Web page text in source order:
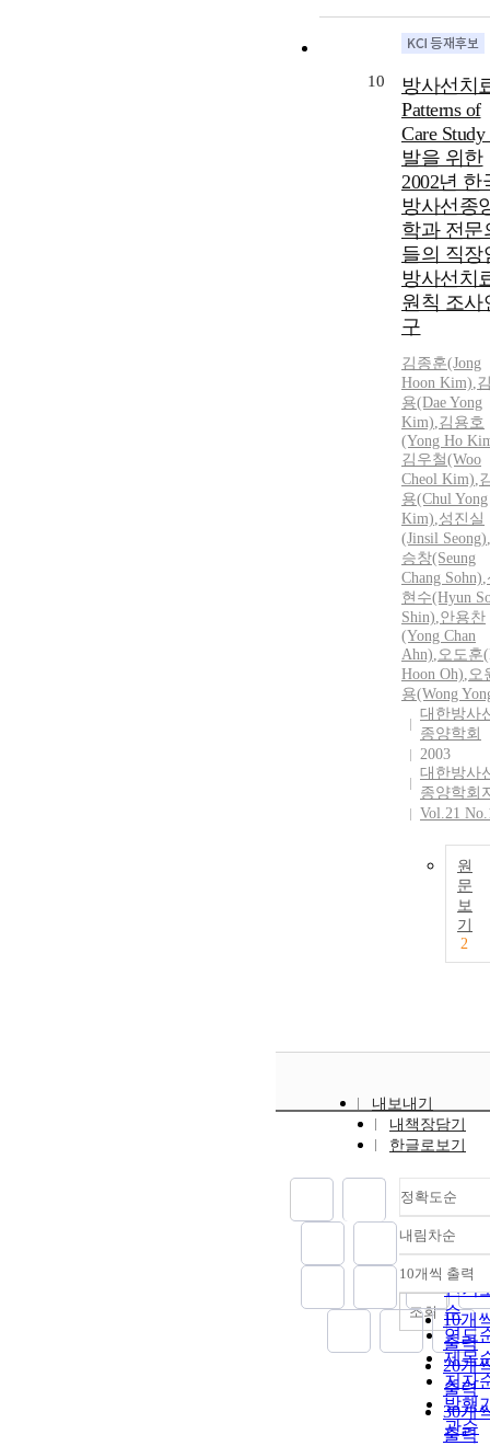
10
방사선치
Patterns of
Care
발을 위한
2002년 한
방사선종
학과 전문
들의 직장
방사선치
원칙 조사
구
김종훈(Jong
Hoon Kim),
용(Dae Yong
Kim),김용호
(Yong Ho
김우철(Woo
Cheol Kim),
용(Chul Yong
Kim),성진실
(Jinsil Seong),
승창(Seung
Chang Sohn),
현수(Hyun
Shin),안용찬
(Yong Chan
Ahn),오도훈
Hoon Oh),오
용(Wong
대한방사
종양학회
2003
대한방사
종양학회
Vol.21
원
문
보
기
2
내보내기
내책장담기
한글로보기
정확도순
정확
순
인기
순
연도
제목
저자
발행
관순
내림차순
내림
10개씩 출력
10개
출력
20개
출력
30개
출력
조회